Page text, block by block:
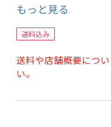
ヘルス機能
● 法人や施設での
本体重量：約26g
パッケージ重量：
もっと見る
送料込み
送料や店舗概要につ
い。